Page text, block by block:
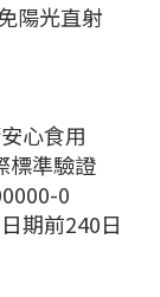
陽光直射
心食用
標準驗證
0
期前240日